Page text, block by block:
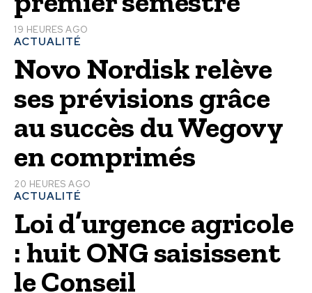
19 HEURES AGO
ACTUALITÉ
Novo Nordisk relève
ses prévisions grâce
au succès du Wegovy
en comprimés
20 HEURES AGO
ACTUALITÉ
Loi d’urgence agricole
: huit ONG saisissent
le Conseil